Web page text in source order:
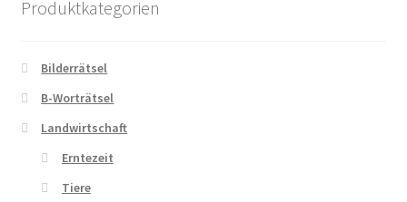
Produktkategorien
Bilderrätsel
B-Worträtsel
Landwirtschaft
Erntezeit
Tiere